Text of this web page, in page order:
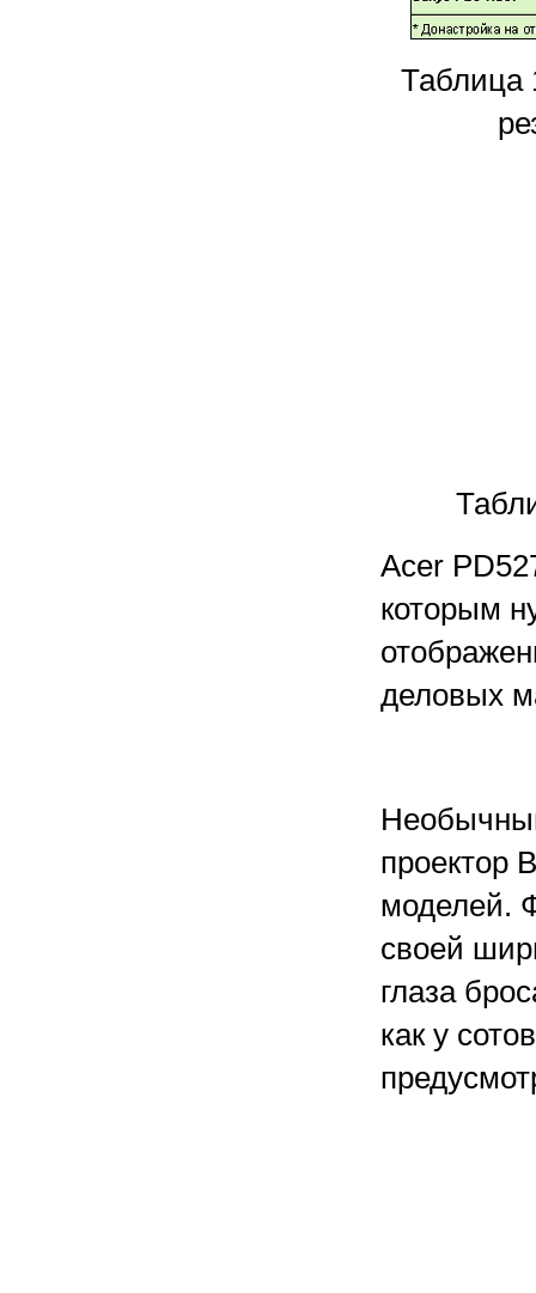
Таблица
Acer
которым
деловых
проектор
моделей.
своей
глаза
как у